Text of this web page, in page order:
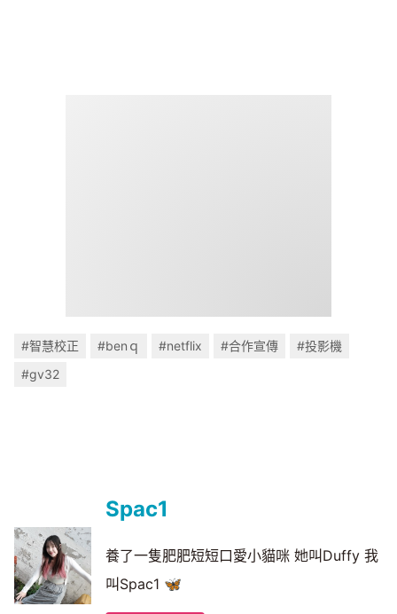
#智慧校正 #benｑ #netflix #合作宣傳
#投影機
#gv32
Spac1
養了一隻肥肥短短口愛小貓咪 她叫Duffy 我
叫Spac1 🦋